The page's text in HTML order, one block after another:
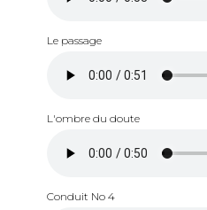
Le passage
L'ombre du doute
Conduit No 4